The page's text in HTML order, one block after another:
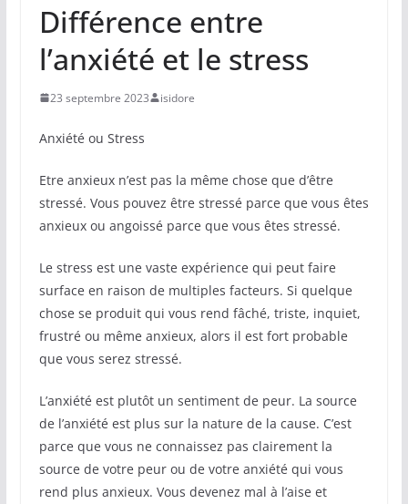
Différence entre
l’anxiété et le stress
23 septembre 2023 isidore
Anxiété ou Stress
Etre anxieux n’est pas la même chose que d’être
stressé. Vous pouvez être stressé parce que vous êtes
anxieux ou angoissé parce que vous êtes stressé.
Le stress est une vaste expérience qui peut faire
surface en raison de multiples facteurs. Si quelque
chose se produit qui vous rend fâché, triste, inquiet,
frustré ou même anxieux, alors il est fort probable
que vous serez stressé.
L’anxiété est plutôt un sentiment de peur. La source
de l’anxiété est plus sur la nature de la cause. C’est
parce que vous ne connaissez pas clairement la
source de votre peur ou de votre anxiété qui vous
rend plus anxieux. Vous devenez mal à l’aise et